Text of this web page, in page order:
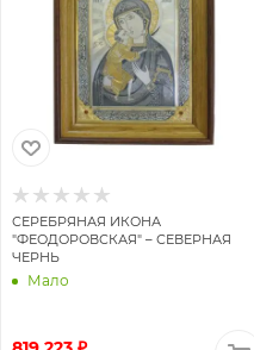
СЕРЕБРЯНАЯ ИКОНА
"ФЕОДОРОВСКАЯ" – СЕВЕРНАЯ
ЧЕРНЬ
Мало